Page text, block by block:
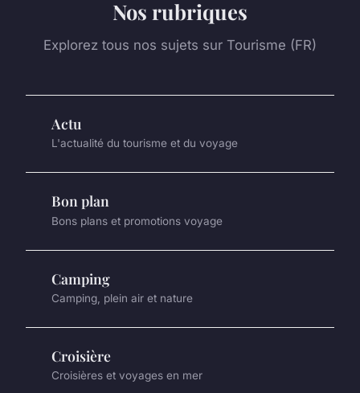
Nos rubriques
Explorez tous nos sujets sur Tourisme (FR)
Actu
L'actualité du tourisme et du voyage
Bon plan
Bons plans et promotions voyage
Camping
Camping, plein air et nature
Croisière
Croisières et voyages en mer